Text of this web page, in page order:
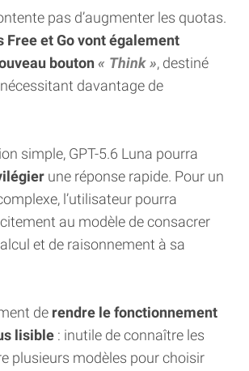
pas d’augmenter les quotas.
Free et Go vont également
bouton
Think
, destiné
davantage de
simple, GPT-5.6 Luna pourra
une réponse rapide. Pour un
l’utilisateur pourra
au modèle de consacrer
et de raisonnement à sa
de rendre le fonctionnement
lisible : inutile de connaître les
plusieurs modèles pour choisir